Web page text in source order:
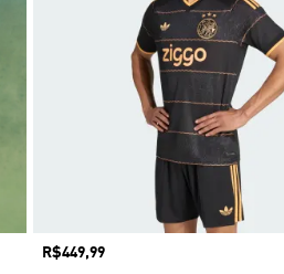
Preço
R$449,99